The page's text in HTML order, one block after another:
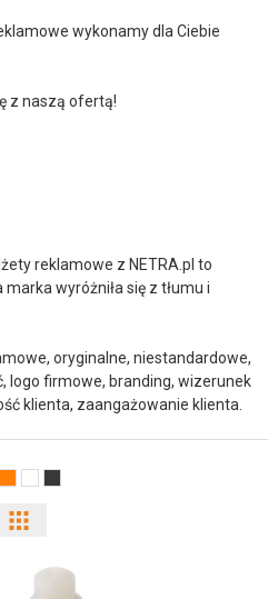
wykonamy dla Ciebie
z naszą ofertą!
reklamowe z NETRA.pl to
wyróżniła się z tłumu i
oryginalne, niestandardowe,
logo firmowe, branding, wizerunek
klienta, zaangażowanie klienta.
odmiany